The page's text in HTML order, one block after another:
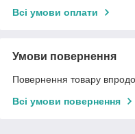
Всі умови оплати
Умови повернення
Повернення товару
Всі умови повернення